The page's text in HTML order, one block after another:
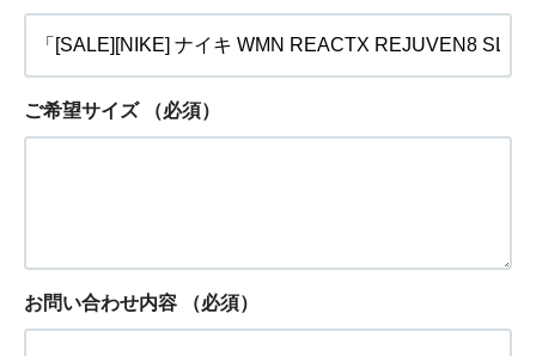
ご希望サイズ （必須）
お問い合わせ内容 （必須）